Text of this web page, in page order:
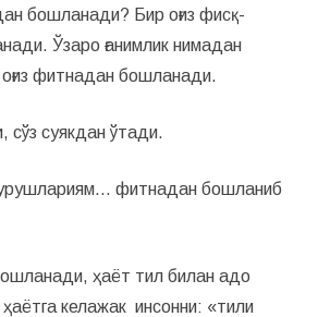
бошланади? Бир оғиз фисқ-
Ўзаро ғанимлик нимадан
фитнадан бошланади.
сўз суякдан ўтади.
фитнадан бошланиб
ҳаёт тил билан адо
келажак инсонни: «тили